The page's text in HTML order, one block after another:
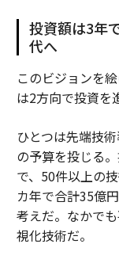
投資額は3年
代へ
このビジョンを
は2方向で投資を
ひとつは先端技
の予算を投じる
で、50件以上の
カ年で合計35億
考えだ。なかで
視化技術だ。